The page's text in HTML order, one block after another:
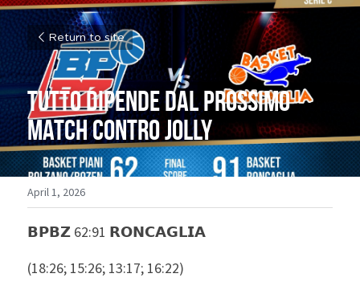
Return to site
Tutto dipende dal prossimo
match contro Jolly
April 1, 2026
𝗕𝗣𝗕𝗭 62:91 𝗥𝗢𝗡𝗖𝗔𝗚𝗟𝗜𝗔
(18:26; 15:26; 13:17; 16:22)